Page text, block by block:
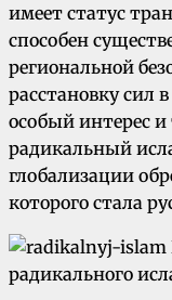
имеет статус
способен
региональной
расстановку сил
особый интерес и
радикальный
глобализации
которого стала